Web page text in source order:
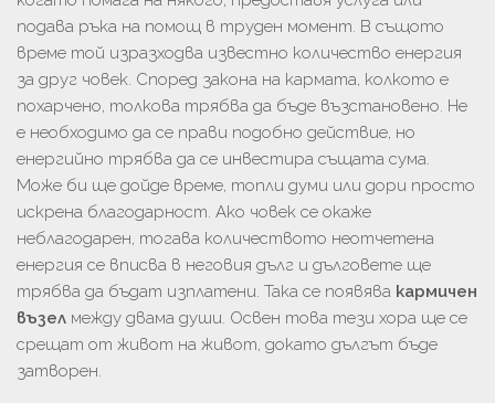
подава ръка на помощ в труден момент. В същото
време той изразходва известно количество енергия
за друг човек. Според закона на кармата, колкото е
похарчено, толкова трябва да бъде възстановено. Не
е необходимо да се прави подобно действие, но
енергийно трябва да се инвестира същата сума.
Може би ще дойде време, топли думи или дори просто
искрена благодарност. Ако човек се окаже
неблагодарен, тогава количеството неотчетена
енергия се вписва в неговия дълг и дълговете ще
трябва да бъдат изплатени. Така се появява кармичен
възел между двама души. Освен това тези хора ще се
срещат от живот на живот, докато дългът бъде
затворен.